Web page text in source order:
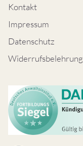
Kontakt
Impressum
Datenschutz
Widerrufsbelehrung